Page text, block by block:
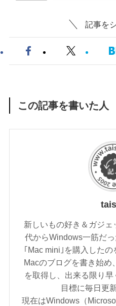
記事を
この記事を書いた人
新しいもの好き＆ガジ
代からWindows一筋だ
｢Mac mini｣を購入した
Macのブログを書き始め
を取得し、出来る限り
目標に毎日更
現在はWindows（